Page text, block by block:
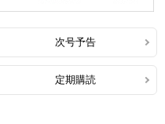
次号予告
定期購読